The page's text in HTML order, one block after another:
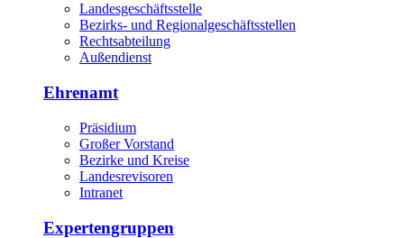
Landesgeschäftsstelle
Bezirks- und Regionalgeschäftsstellen
Rechtsabteilung
Außendienst
Ehrenamt
Präsidium
Großer Vorstand
Bezirke und Kreise
Landesrevisoren
Intranet
Expertengruppen